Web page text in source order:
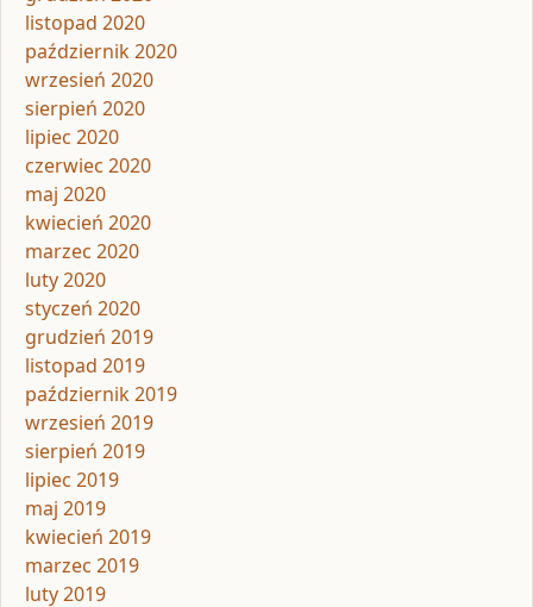
listopad 2020
październik 2020
wrzesień 2020
sierpień 2020
lipiec 2020
czerwiec 2020
maj 2020
kwiecień 2020
marzec 2020
luty 2020
styczeń 2020
grudzień 2019
listopad 2019
październik 2019
wrzesień 2019
sierpień 2019
lipiec 2019
maj 2019
kwiecień 2019
marzec 2019
luty 2019